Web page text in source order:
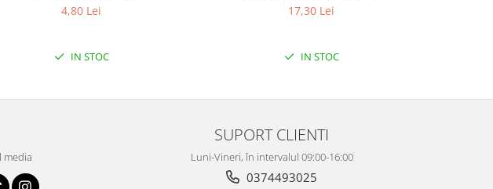
4,80 Lei
IN STOC
17,30 Lei
IN STOC
media
SUPORT CLIENTI
Luni-Vineri, în intervalul 09:00-16:00
0374493025